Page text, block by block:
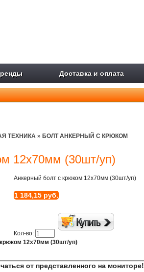
Доставка и оплата
ТЕХНИКА » БОЛТ АНКЕРНЫЙ С КРЮКОМ
12х70мм (30шт/уп)
Анкерный болт с крюком 12х70мм (30шт/уп)
1 184,15 руб.
Кол-во:
12х70мм (30шт/уп)
от представленного на мониторе!